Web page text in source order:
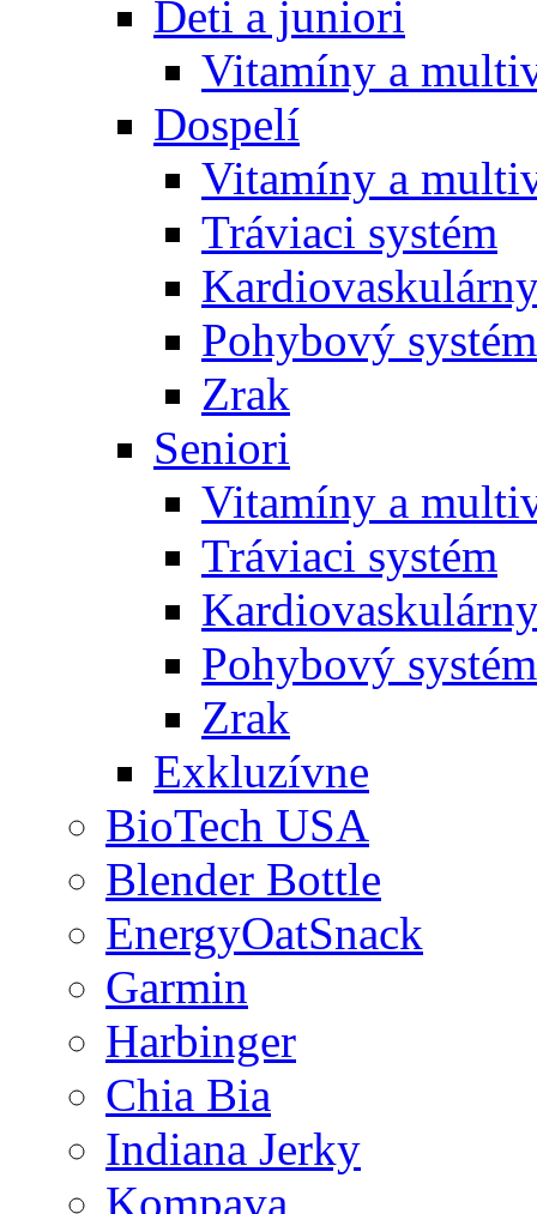
Deti a juniori
Vitamíny a
Dospelí
Vitamíny a
Tráviaci systém
Pohybový systém
Zrak
Seniori
Vitamíny a
Tráviaci systém
Pohybový systém
Zrak
Exkluzívne
BioTech USA
Blender Bottle
EnergyOatSnack
Garmin
Harbinger
Chia Bia
Indiana Jerky
Kompava